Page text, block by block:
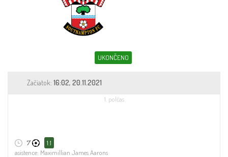
UKONČENO
Začiatok: 16:02, 20.11.2021
1. polčas
7'
1:1
asistence: Maximillian James Aarons